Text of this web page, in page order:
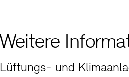
Weitere
Lüftungs- und